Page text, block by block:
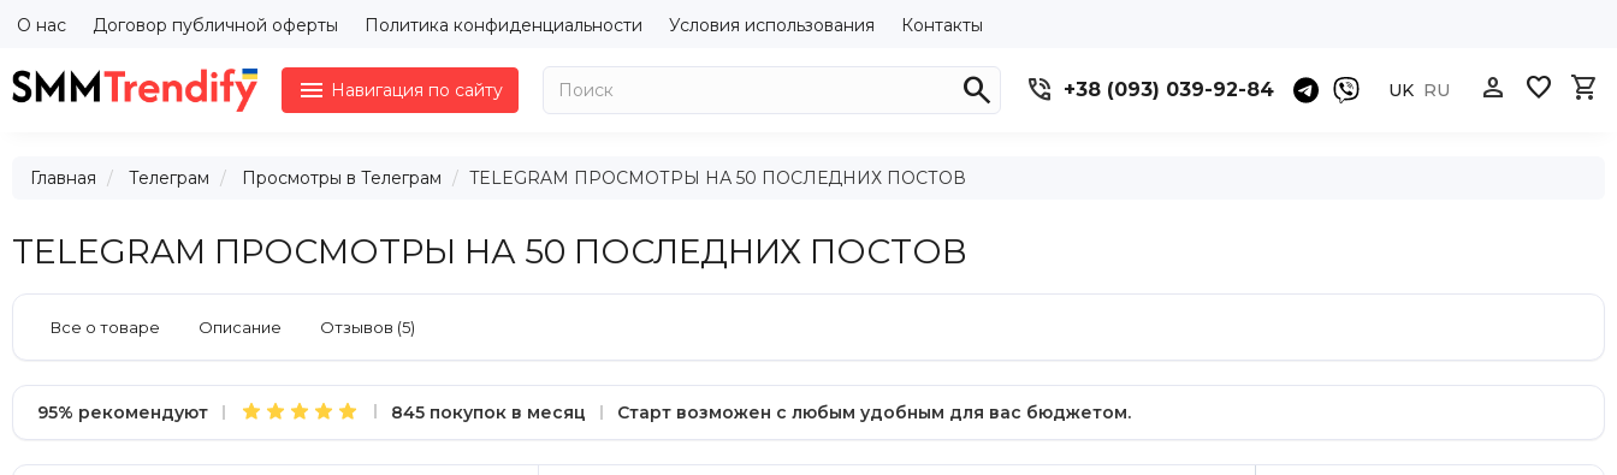
О нас Договор публичной оферты Политика конфиденциальности Условия использования Контакты
 Навигация по сайту   +38 (093) 039-92-84 UK RU   
Главная Телеграм Просмотры в Телеграм TELEGRAM ПРОСМОТРЫ НА 50 ПОСЛЕДНИХ ПОСТОВ
TELEGRAM ПРОСМОТРЫ НА 50 ПОСЛЕДНИХ ПОСТОВ
Все о товаре Описание Отзывов (5)
95% рекомендуют 845 покупок в месяц Старт возможен с любым удобным для вас бюджетом.